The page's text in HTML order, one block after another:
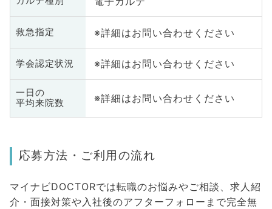
救急指定 ※詳細はお問い合わせください
学会認定状況 ※詳細はお問い合わせください
一日の
平均来院数
※詳細はお問い合わせください
応募方法・ご利用の流れ
マイナビDOCTORでは転職のお悩みやご相談、求人紹
介・面接対策や入社後のアフターフォローまで完全無